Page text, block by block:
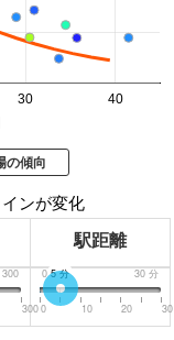
30 40
の傾向
ンが変化
駅距離
300
300
0分 30 分
5分
0 10 20 30